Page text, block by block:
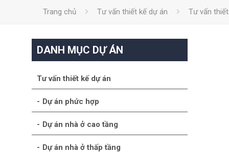
Trang chủ Tư vấn thiết kế dự án Tư vấn
DANH MỤC DỰ ÁN
Tư vấn thiết kế dự án
Dự án phức hợp
Dự án nhà ở cao tầng
Dự án nhà ở thấp tầng